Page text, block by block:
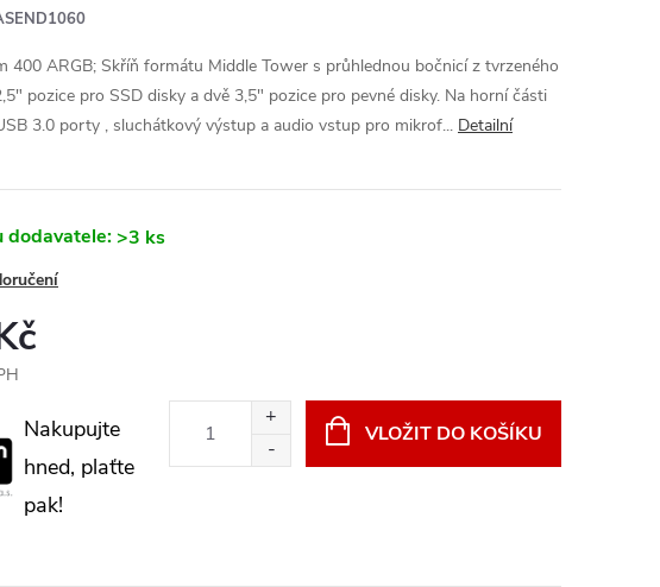
400 ARGB; Skříň formátu Middle Tower s průhlednou bočnicí z tvrzeného
pozice pro SSD disky a dvě 3,5" pozice pro pevné disky. Na horní části
3.0 porty , sluchátkový výstup a audio vstup pro mikrof... Detailní
dodavatele:>3 ks
Nakupujte
hned, plaťte
pak!
VLOŽIT DO KOŠÍKU